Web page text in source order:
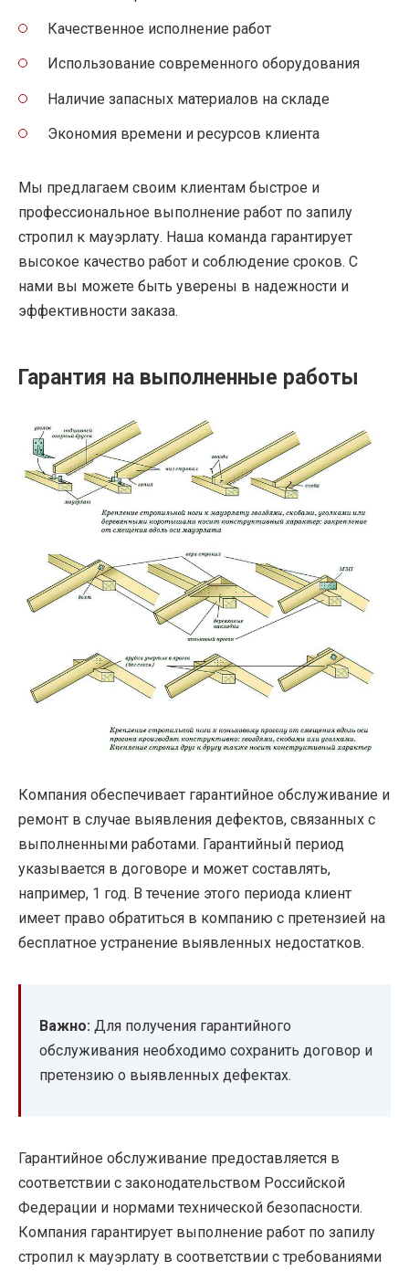
Качественное исполнение работ
Использование современного оборудования
Наличие запасных материалов на складе
Экономия времени и ресурсов клиента
Мы предлагаем своим клиентам быстрое и
профессиональное выполнение работ по запилу
стропил к мауэрлату. Наша команда гарантирует
высокое качество работ и соблюдение сроков. С
нами вы можете быть уверены в надежности и
эффективности заказа.
Гарантия на выполненные работы
Компания обеспечивает гарантийное обслуживание и
ремонт в случае выявления дефектов, связанных с
выполненными работами. Гарантийный период
указывается в договоре и может составлять,
например, 1 год. В течение этого периода клиент
имеет право обратиться в компанию с претензией на
бесплатное устранение выявленных недостатков.
Важно: Для получения гарантийного
обслуживания необходимо сохранить договор и
претензию о выявленных дефектах.
Гарантийное обслуживание предоставляется в
соответствии с законодательством Российской
Федерации и нормами технической безопасности.
Компания гарантирует выполнение работ по запилу
стропил к мауэрлату в соответствии с требованиями